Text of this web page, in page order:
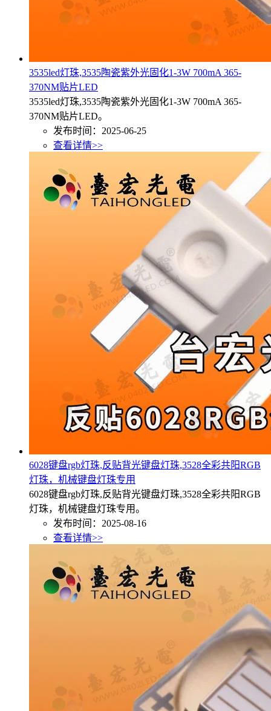
3535led灯珠,3535陶瓷紫外光固化1-3W 700mA 365-
370NM贴片LED
3535led灯珠,3535陶瓷紫外光固化1-3W 700mA 365-
370NM贴片LED。
发布时间：2025-06-25
查看详情>>
6028键盘rgb灯珠,反贴背光键盘灯珠,3528全彩共阳RGB
灯珠，机械键盘灯珠专用
6028键盘rgb灯珠,反贴背光键盘灯珠,3528全彩共阳RGB
灯珠，机械键盘灯珠专用。
发布时间：2025-08-16
查看详情>>